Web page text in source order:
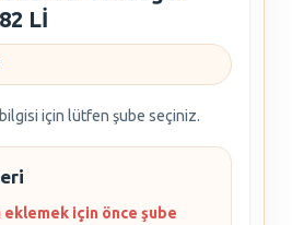
Lİ
için lütfen şube seçiniz.
için önce şube